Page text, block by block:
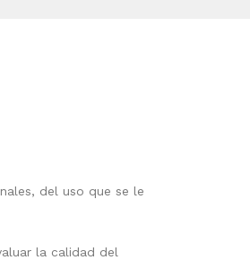
del uso que se le
la calidad del